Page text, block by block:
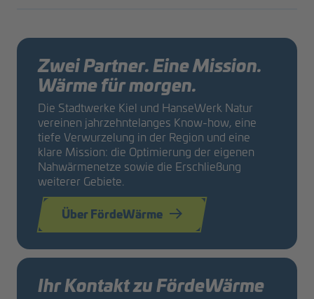
Zwei Partner. Eine Mission.
Wärme für morgen.
Die Stadtwerke Kiel und HanseWerk Natur
vereinen jahrzehntelanges Know-how, eine
tiefe Verwurzelung in der Region und eine
klare Mission: die Optimierung der eigenen
Nahwärmenetze sowie die Erschließung
weiterer Gebiete.
Über FördeWärme
Ihr Kontakt zu FördeWärme